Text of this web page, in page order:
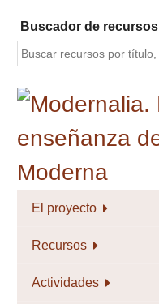
contenido
principal
Buscador de recursos
El proyecto
Recursos
Actividades